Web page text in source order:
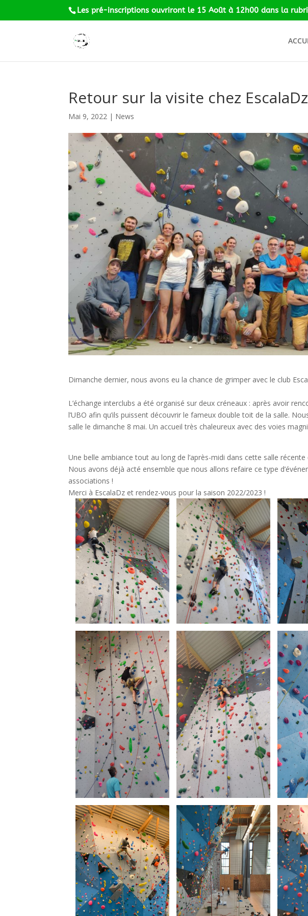
Les pré-inscriptions ouvriront le 15 Août à 12h00 dans la
Retour sur la visite chez EscalaDz
Mai 9, 2022 | News
Dimanche dernier, nous avons eu la chance de grimper avec le club
L’échange interclubs a été organisé sur deux créneaux : après avoir
l’UBO afin qu’ils puissent découvrir le fameux double toit de la salle.
salle le dimanche 8 mai. Un accueil très chaleureux avec des voies
Une belle ambiance tout au long de l’après-midi dans cette salle
Nous avons déjà acté ensemble que nous allons refaire ce type
associations !
Merci à EscalaDz et rendez-vous pour la saison 2022/2023 !